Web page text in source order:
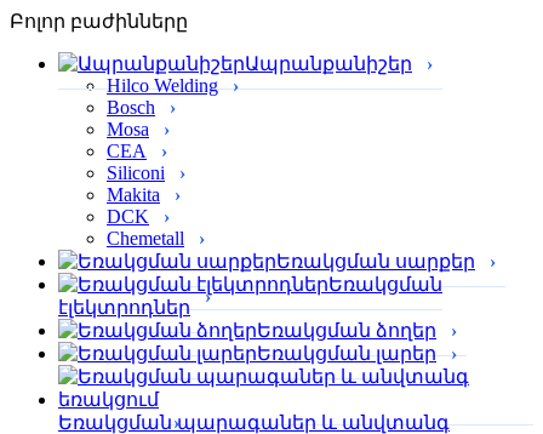
Բոլոր բաժինները
Ապրանքանիշեր
Hilco Welding
Bosch
Mosa
CEA
Siliconi
Makita
DCK
Chemetall
Եռակցման սարքեր
Եռակցման
էլեկտրոդներ
Եռակցման ձողեր
Եռակցման լարեր
Եռակցման պարագաներ և անվտանգ